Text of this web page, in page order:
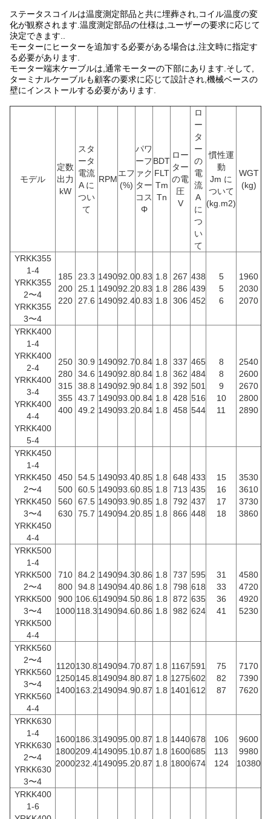
ステータスコイルは温度測定部品と共に埋葬され,コイル温度の変
化が観察されます.温度測定部品の仕様は,ユーザーの要求に応じて
決定できます..
モーターにヒーターを追加する必要がある場合は,注文時に指定す
る必要があります.
モーター端末ケーブルは,通常モーターの下部にあります.そして,
ターミナルケーブルも顧客の要求に応じて設計され,機械ベースの
壁にインストールする必要があります.
モデル
定数
出力
kW
スタ
ータ
電流
A に
つい
て
RPM
エフ
(%)
パワ
ーフ
ァク
ター
コス
Φ
BDT
FLT
Tm
Tn
ロー
ター
の電
圧
V
ロ
ー
タ
ー
の
電
流
A
に
つ
い
て
慣性運
動
Jm に
ついて
(kg.m2)
WGT
(kg)
YRKK355
1-4
YRKK355
2〜4
YRKK355
3〜4
185
200
220
23.3
25.1
27.6
1490
1490
1490
92.0
92.2
92.4
0.83
0.83
0.83
1.8
1.8
1.8
267
286
306
438
439
452
5
5
6
1960
2030
2070
YRKK400
1-4
YRKK400
2-4
YRKK400
3-4
YRKK400
4-4
YRKK400
5-4
250
280
315
355
400
30.9
34.6
38.8
43.7
49.2
1490
1490
1490
1490
1490
92.7
92.8
92.9
93.0
93.2
0.84
0.84
0.84
0.84
0.84
1.8
1.8
1.8
1.8
1.8
337
362
392
428
458
465
484
501
516
544
8
8
9
10
11
2540
2600
2670
2800
2890
YRKK450
1-4
YRKK450
2〜4
YRKK450
3〜4
YRKK450
4-4
450
500
560
630
54.5
60.5
67.5
75.7
1490
1490
1490
1490
93.4
93.6
93.9
94.2
0.85
0.85
0.85
0.85
1.8
1.8
1.8
1.8
648
713
792
866
433
435
437
448
15
16
17
18
3530
3610
3730
3860
YRKK500
1-4
YRKK500
2〜4
YRKK500
3〜4
YRKK500
4-4
710
800
900
1000
84.2
94.8
106.6
118.3
1490
1490
1490
1490
94.3
94.4
94.5
94.6
0.86
0.86
0.86
0.86
1.8
1.8
1.8
1.8
737
798
872
982
595
618
635
624
31
33
36
41
4580
4720
4920
5230
YRKK560
2〜4
YRKK560
3〜4
YRKK560
4-4
1120
1250
1400
130.8
145.8
163.2
1490
1490
1490
94.7
94.8
94.9
0.87
0.87
0.87
1.8
1.8
1.8
1167
1275
1401
591
602
612
75
82
87
7170
7390
7620
YRKK630
1-4
YRKK630
2〜4
YRKK630
3〜4
1600
1800
2000
186.3
209.4
232.4
1490
1490
1490
95.0
95.1
95.2
0.87
0.87
0.87
1.8
1.8
1.8
1440
1600
1800
678
685
674
106
113
124
9600
9980
10380
YRKK400
1-6